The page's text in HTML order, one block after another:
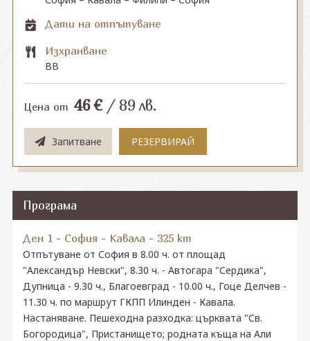
Дати на отпътуване
Изхранване
BB
Цена от 46€/ 89 лв.
Запитване РЕЗЕРВИРАЙ
Програма
Ден 1 - София - Кавала - 325 km
Отпътуване от София в 8.00 ч. от площад
"Александър Невски", 8.30 ч. - Автогара "Сердика",
Дупница - 9.30 ч., Благоевград - 10.00 ч., Гоце Делчев -
11.30 ч. по маршрут ГКПП Илинден - Кавала.
Настаняване. Пешеходна разходка: църквата "Св.
Богородица", Пристанището; родната къща на Али